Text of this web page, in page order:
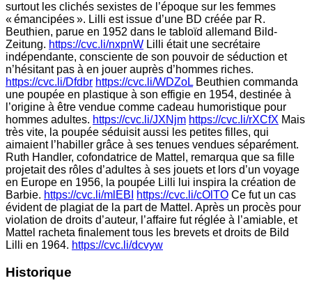
surtout les clichés sexistes de l’époque sur les femmes
« émancipées ». Lilli est issue d’une BD créée par R.
Beuthien, parue en 1952 dans le tabloïd allemand Bild-
Zeitung. https://cvc.li/nxpnW Lilli était une secrétaire
indépendante, consciente de son pouvoir de séduction et
n’hésitant pas à en jouer auprès d’hommes riches.
https://cvc.li/Dfdbr https://cvc.li/WDZoL Beuthien commanda
une poupée en plastique à son effigie en 1954, destinée à
l’origine à être vendue comme cadeau humoristique pour
hommes adultes. https://cvc.li/JXNjm https://cvc.li/rXCfX Mais
très vite, la poupée séduisit aussi les petites filles, qui
aimaient l’habiller grâce à ses tenues vendues séparément.
Ruth Handler, cofondatrice de Mattel, remarqua que sa fille
projetait des rôles d’adultes à ses jouets et lors d’un voyage
en Europe en 1956, la poupée Lilli lui inspira la création de
Barbie. https://cvc.li/mlEBI https://cvc.li/cOlTO Ce fut un cas
évident de plagiat de la part de Mattel. Après un procès pour
violation de droits d’auteur, l’affaire fut réglée à l’amiable, et
Mattel racheta finalement tous les brevets et droits de Bild
Lilli en 1964. https://cvc.li/dcvyw
Historique